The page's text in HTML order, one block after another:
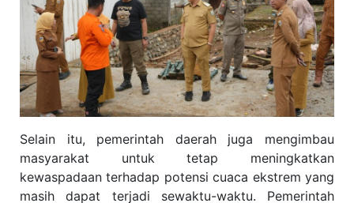
Selain itu, pemerintah daerah juga mengimbau
masyarakat untuk tetap meningkatkan
kewaspadaan terhadap potensi cuaca ekstrem yang
masih dapat terjadi sewaktu-waktu. Pemerintah